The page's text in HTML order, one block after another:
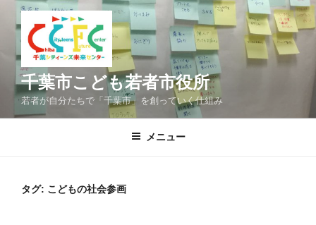
千葉市こども若者市役所
若者が自分たちで「千葉市」を創っていく仕組み
メニュー
タグ: こどもの社会参画